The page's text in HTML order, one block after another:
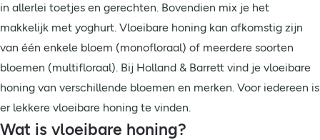
in allerlei toetjes en gerechten. Bovendien mix je het
makkelijk met yoghurt. Vloeibare honing kan afkomstig zijn
van één enkele bloem (monofloraal) of meerdere soorten
bloemen (multifloraal). Bij Holland & Barrett vind je vloeibare
honing van verschillende bloemen en merken. Voor iedereen is
er lekkere vloeibare honing te vinden.
Wat is vloeibare honing?